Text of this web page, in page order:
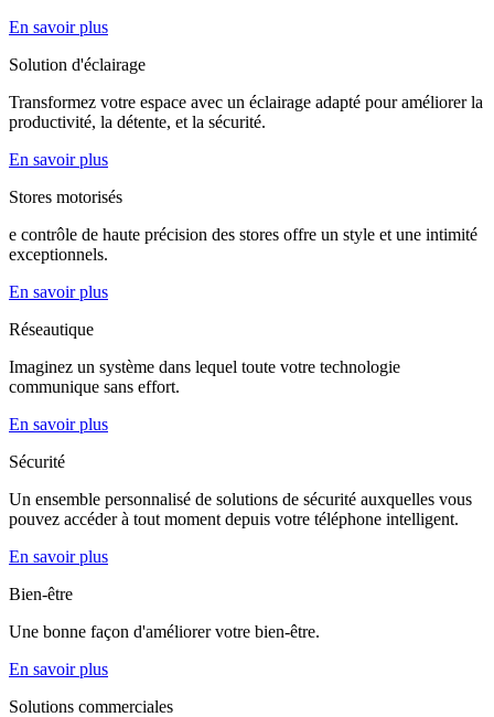
En savoir plus
Solution d'éclairage
Transformez votre espace avec un éclairage adapté pour améliorer la
productivité, la détente, et la sécurité.
En savoir plus
Stores motorisés
e contrôle de haute précision des stores offre un style et une intimité
exceptionnels.
En savoir plus
Réseautique
Imaginez un système dans lequel toute votre technologie
communique sans effort.
En savoir plus
Sécurité
Un ensemble personnalisé de solutions de sécurité auxquelles vous
pouvez accéder à tout moment depuis votre téléphone intelligent.
En savoir plus
Bien-être
Une bonne façon d'améliorer votre bien-être.
En savoir plus
Solutions commerciales